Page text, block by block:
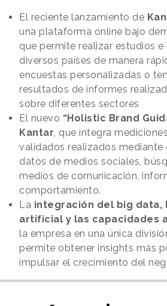
El reciente lanzamiento de
una plataforma online bajo
que permite realizar estudios
diversos países de manera
encuestas personalizadas o
resultados de informes
sobre diferentes sectores
El nuevo “Holistic Brand
Kantar, que integra
validados realizados mediante
datos de medios sociales,
medios de comunicación,
comportamiento.
La integración del big data,
artificial y las capacidades
la empresa en una única
permite obtener insights más
impulsar el crecimiento del